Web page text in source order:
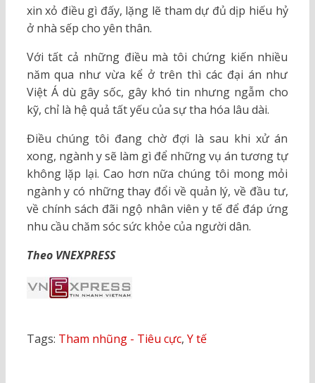
xin xỏ điều gì đấy, lặng lẽ tham dự đủ dịp hiếu hỷ
ở nhà sếp cho yên thân.
Với tất cả những điều mà tôi chứng kiến nhiều
năm qua như vừa kể ở trên thì các đại án như
Việt Á dù gây sốc, gây khó tin nhưng ngẫm cho
kỹ, chỉ là hệ quả tất yếu của sự tha hóa lâu dài.
Điều chúng tôi đang chờ đợi là sau khi xử án
xong, ngành y sẽ làm gì để những vụ án tương tự
không lặp lại. Cao hơn nữa chúng tôi mong mỏi
ngành y có những thay đổi về quản lý, về đầu tư,
về chính sách đãi ngộ nhân viên y tế để đáp ứng
nhu cầu chăm sóc sức khỏe của người dân.
Theo VNEXPRESS
Tags: Tham nhũng - Tiêu cực, Y tế